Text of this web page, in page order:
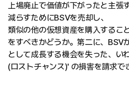
上場廃止で価値が下がったと主張
減らすためにBSVを売却し、
類似の他の仮想資産を購入するこ
をすべきかどうか。第二に、BSV
として成長する機会を失った、い
(ロストチャンス)' の損害を請求で